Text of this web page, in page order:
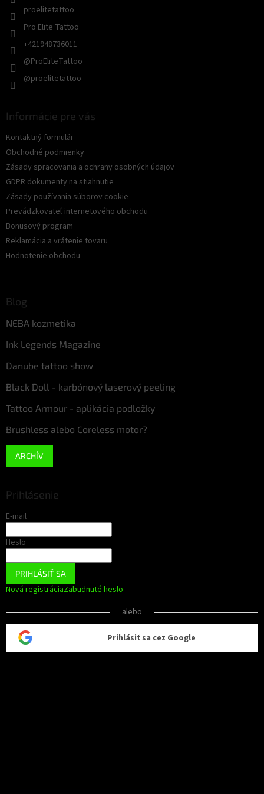
proelitetattoo
Pro Elite Tattoo
+421948736011
@ProEliteTattoo
@proelitetattoo
Informácie pre vás
Kontaktný formulár
Obchodné podmienky
Zásady spracovania a ochrany osobných údajov
GDPR dokumenty na stiahnutie
Zásady používania súborov cookie
Prevádzkovateľ internetového obchodu
Bonusový program
Reklamácia a vrátenie tovaru
Hodnotenie obchodu
Blog
NEBA kozmetika
Ink Legends Magazine
Danube tattoo show
Black Doll - karbónový laserový peeling
Tattoo Armour - aplikácia podložky
Brushless alebo Coreless motor?
ARCHÍV
Prihlásenie
E-mail
Heslo
PRIHLÁSIŤ SA
Nová registráciaZabudnuté heslo
alebo
Prihlásiť sa cez Google